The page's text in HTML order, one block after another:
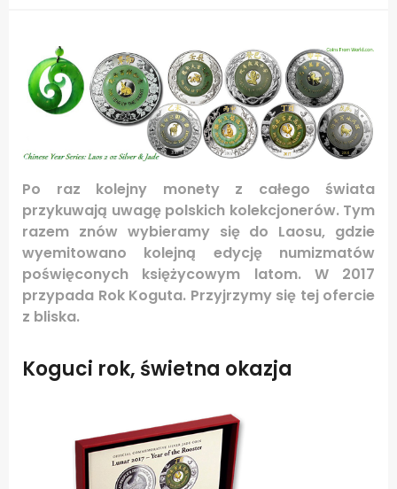
Po raz kolejny monety z całego świata
przykuwają uwagę polskich kolekcjonerów. Tym
razem znów wybieramy się do Laosu, gdzie
wyemitowano kolejną edycję numizmatów
poświęconych księżycowym latom. W 2017
przypada Rok Koguta. Przyjrzymy się tej ofercie
z bliska.
Koguci rok, świetna okazja